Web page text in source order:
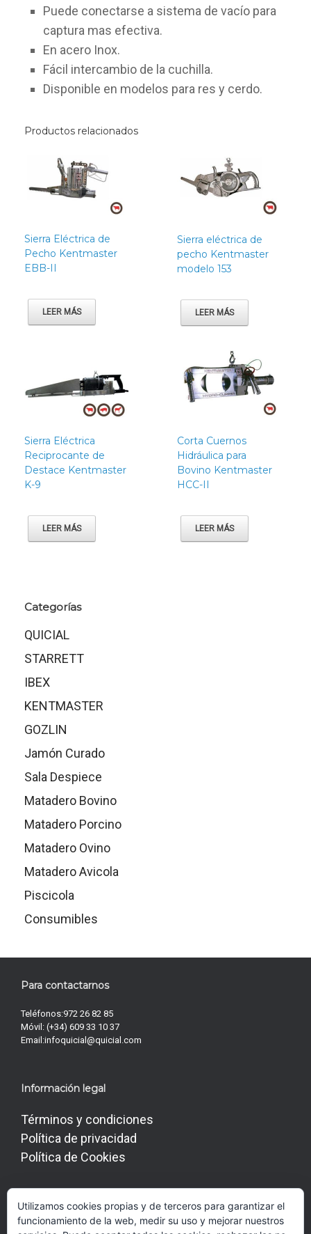
Puede conectarse a sistema de vacío para
captura mas efectiva.
En acero Inox.
Fácil intercambio de la cuchilla.
Disponible en modelos para res y cerdo.
Productos relacionados
Sierra Eléctrica de
Pecho Kentmaster
EBB-II
LEER MÁS
Sierra eléctrica de
pecho Kentmaster
modelo 153
LEER MÁS
Sierra Eléctrica
Reciprocante de
Destace Kentmaster
K-9
LEER MÁS
Corta Cuernos
Hidráulica para
Bovino Kentmaster
HCC-II
LEER MÁS
Categorías
QUICIAL
STARRETT
IBEX
KENTMASTER
GOZLIN
Jamón Curado
Sala Despiece
Matadero Bovino
Matadero Porcino
Matadero Ovino
Matadero Avicola
Piscicola
Consumibles
Para contactarnos
Teléfonos:972 26 82 85
Móvil: (+34) 609 33 10 37
Email:infoquicial@quicial.com
Información legal
Términos y condiciones
Política de privacidad
Política de Cookies
Conéctate con Nosotros
Utilizamos cookies propias y de terceros para garantizar el
funcionamiento de la web, medir su uso y mejorar nuestros